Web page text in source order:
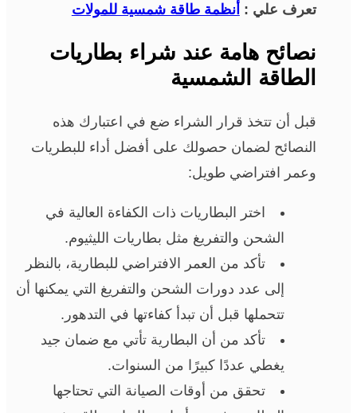
تعرف علي : أنظمة طاقة شمسية للمولات
نصائح هامة عند شراء بطاريات
الطاقة الشمسية
قبل أن تتخذ قرار الشراء ضع في اعتبارك هذه
النصائح لضمان حصولك على أفضل أداء للبطريات
وعمر افتراضي طويل:
اختر البطاريات ذات الكفاءة العالية في
الشحن والتفريغ مثل بطاريات الليثيوم.
تأكد من العمر الافتراضي للبطارية، بالنظر
إلى عدد دورات الشحن والتفريغ التي يمكنها أن
تتحملها قبل أن تبدأ كفاءتها في التدهور.
تأكد من أن البطارية تأتي مع ضمان جيد
يغطي عددًا كبيرًا من السنوات.
تحقق من أوقات الصيانة التي تحتاجها